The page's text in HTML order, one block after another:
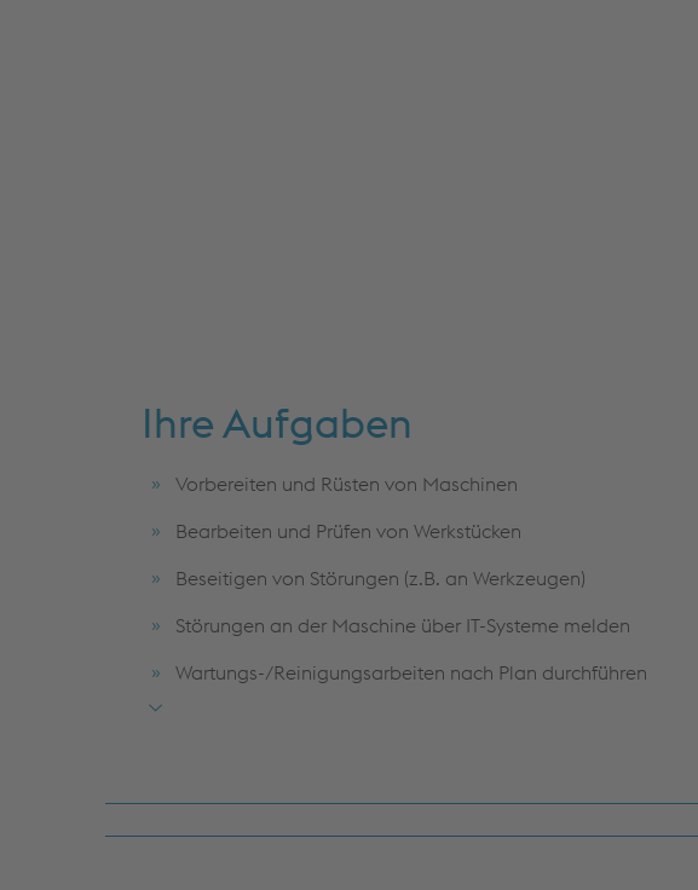
Ihre Aufgaben
Vorbereiten und Rüsten von Maschinen
Bearbeiten und Prüfen von Werkstücken
Beseitigen von Störungen (z.B. an Werkzeugen)
Störungen an der Maschine über IT-Systeme melden
Wartungs-/Reinigungsarbeiten nach Plan durchführen